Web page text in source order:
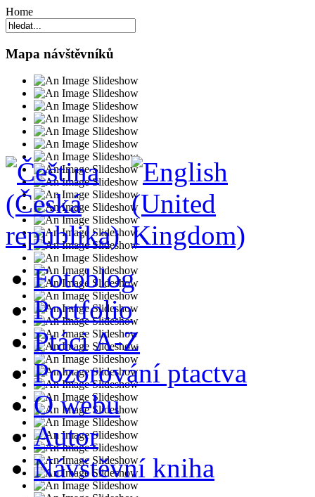
Home
Mapa návštěvníků
Fotoblog
Portfolio
Ptáci A-Z
Pozorování ptactva
O webu
Autor
Návštěvní kniha